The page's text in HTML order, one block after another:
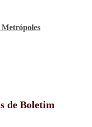
Metrópoles
de Boletim